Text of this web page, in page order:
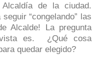
de la ciudad.
“congelando” las
Alcalde! La pregunta
es. ¿Qué cosa
quedar elegido?